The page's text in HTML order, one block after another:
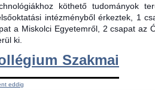
köthető tudományok
intézményből érkeztek, 1
a Miskolci Egyetemről, 2 csapat az
ki.
Szakmai
eddig